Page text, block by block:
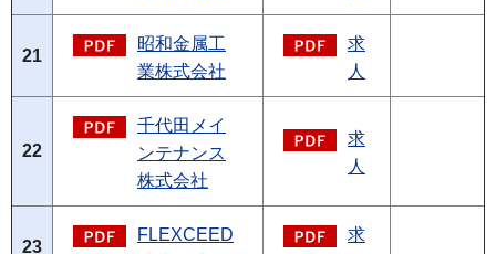
21
昭和金属工
業株式会社
求
人
22
千代田メイ
ンテナンス
株式会社
求
人
23
FLEXCEED
求